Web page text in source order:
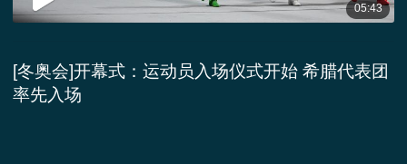
05:43
[冬奥会]开幕式：运动员入场仪式开始 希腊代表团
率先入场